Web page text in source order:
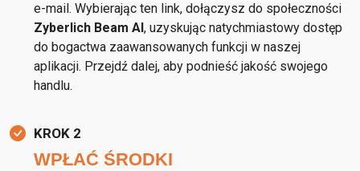
e-mail. Wybierając ten link, dołączysz do społeczności
Zyberlich Beam AI, uzyskując natychmiastowy dostęp
do bogactwa zaawansowanych funkcji w naszej
aplikacji. Przejdź dalej, aby podnieść jakość swojego
handlu.
KROK 2
WPŁAĆ ŚRODKI